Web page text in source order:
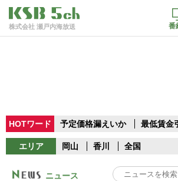
株式会社 瀬戸内海放送 番
HOTワード 予定価格漏えいか 最低賃金
エリア 岡山 香川 全国
ニュース